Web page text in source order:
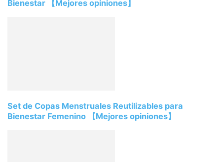
Bienestar 【Mejores opiniones】
Set de Copas Menstruales Reutilizables para
Bienestar Femenino 【Mejores opiniones】